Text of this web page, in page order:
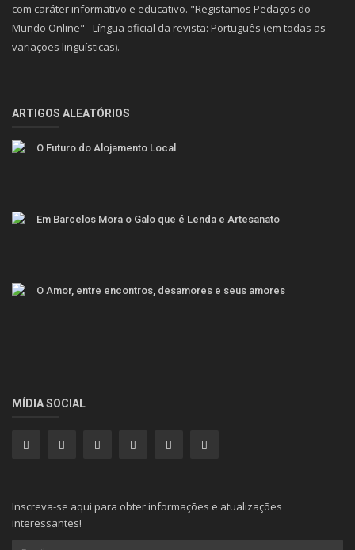
com caráter informativo e educativo. "Registamos Pedaços do
Mundo Online" - Língua oficial da revista: Português (em todas as
variações linguísticas).
ARTIGOS ALEATÓRIOS
O Futuro do Alojamento Local
Em Barcelos Mora o Galo que é Lenda e Artesanato
O Amor, entre encontros, desamores e seus amores
MÍDIA SOCIAL
Inscreva-se aqui para obter informações e atualizações
interessantes!